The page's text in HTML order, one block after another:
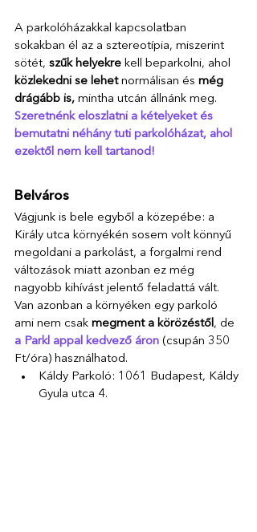
A parkolóházakkal kapcsolatban
sokakban él az a sztereotípia, miszerint
sötét, szűk helyekre kell beparkolni, ahol
közlekedni se lehet normálisan és még
drágább is, mintha utcán állnánk meg.
Szeretnénk eloszlatni a kételyeket és
bemutatni néhány tuti parkolóházat, ahol
ezektől nem kell tartanod!
Belváros
Vágjunk is bele egyből a közepébe: a
Király utca környékén sosem volt könnyű
megoldani a parkolást, a forgalmi rend
változások miatt azonban ez még
nagyobb kihívást jelentő feladattá vált.
Van azonban a környéken egy parkoló
ami nem csak megment a körözéstől, de
a Parkl appal kedvező áron (csupán 350
Ft/óra) használhatod.
Káldy Parkoló: 1061 Budapest, Káldy
Gyula utca 4.